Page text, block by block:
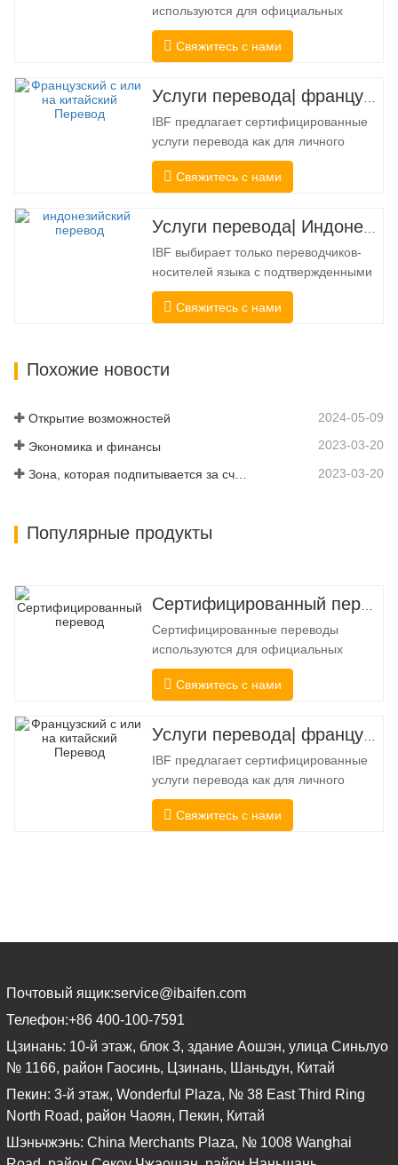
используются для официальных
целей, когда получателю требуется
подтверждение точности и полноты
суды и несколько муниципальных,
государственных и федеральных
органов власти часто требуется такой
перевод. Чтобы полностью
соответствовать…
Свяжитесь с нами
IBF предлагает сертифицированные
услуги перевода как для личного
использования, так и для
официального использования в
органах власти. Мы выбирайте только
переводчиков-носителей языка с
подтвержденными
профессиональными и
академическими полномочиями.
Свяжитесь с нами
IBF выбирает только переводчиков-
носителей языка с подтвержденными
профессиональными и
академическими полномочиями.
постоянно отслеживаем и измеряем
Свяжитесь с нами
Похожие новости
Открытие возможностей 2024-05-09
Экономика и финансы 2023-03-20
2023-03-20
Популярные продукты
Сертифицированные переводы
используются для официальных
целей, когда получателю требуется
подтверждение точности и полноты
суды и несколько муниципальных,
государственных и федеральных
органов власти часто требуется такой
перевод. Чтобы полностью
соответствовать
Свяжитесь с нами
IBF предлагает сертифицированные
услуги перевода как для личного
использования, так и для
официального использования в
Свяжитесь с нами
Почтовый ящик:service@ibaifen.com
Телефон:+86 400-100-7591
Цзинань: 10-й этаж, блок 3, здание Аошэн, улица Синьлуо
№ 1166, район Гаосинь, Цзинань, Шаньдун, Китай
Пекин: 3-й этаж, Wonderful Plaza, № 38 East Third Ring
North Road, район Чаоян, Пекин, Китай
Шэньчжэнь: China Merchants Plaza, № 1008 Wanghai